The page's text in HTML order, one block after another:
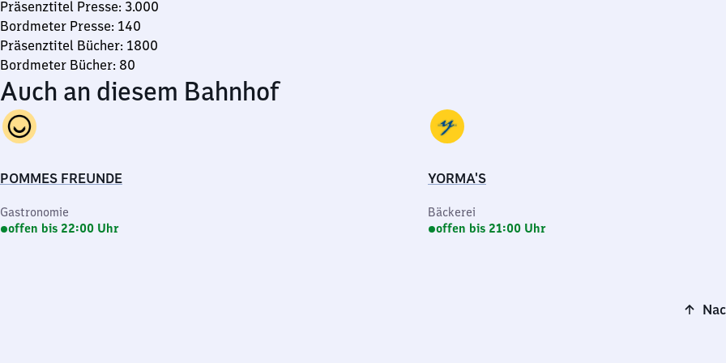
Präsenztitel Presse: 3.000
Bordmeter Presse: 140
Präsenztitel Bücher: 1800
Bordmeter Bücher: 80
Auch an diesem Bahnhof
POMMES FREUNDE
Gastronomie
offen bis 22:00 Uhr
YORMA'S
Bäckerei
offen bis 21:00 Uhr